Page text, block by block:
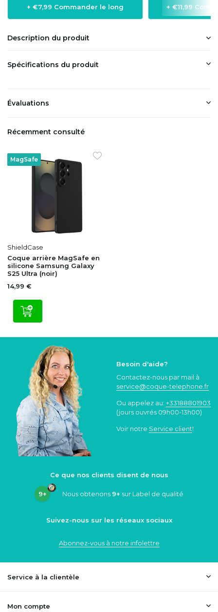
+ €7,99 Commander le long + €11,99
Description du produit
Spécifications du produit
Évaluations
Récemment consulté
MagSafe
ShieldCase
Coque arrière MagSafe en
silicone Samsung Galaxy
S25 Ultra (noir)
14,99 €
Besoin d'aide?
Contactez-nous par mail à
service@coque-telephone.fr
Ou appelez au: +33188801903
(jours ouvrés 09h00-13h00)
Voir notre Service client!
Ce que nos clients disent de nous
9+ Nous obtenons 9+ sur Label de qualité
Suivez-nous sur les réseaux sociaux
Abonnez-vous à notre infolettre
Service à la clientèle
Mon compte